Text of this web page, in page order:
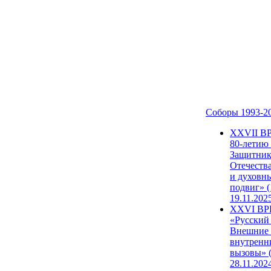
Соборы 1993-
ХХVII
80-
и
подвиг»
XXVI
Внешние
вызовы»